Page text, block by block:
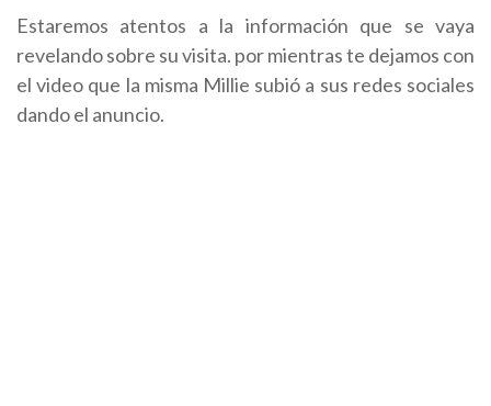
Estaremos atentos a la información que se vaya
revelando sobre su visita. por mientras te dejamos con
el video que la misma Millie subió a sus redes sociales
dando el anuncio.